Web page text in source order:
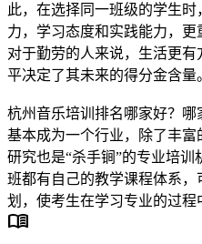
此，在选择同一班级的学生
力，学习态度和实践能力，更
对于勤劳的人来说，生活更
平决定了其未来的得分金含量
杭州音乐培训排名哪家好？
基本成为一个行业，除了丰
研究也是“杀手锏”的专业培训
班都有自己的教学课程体系
划，使考生在学习专业的过程
menu_book